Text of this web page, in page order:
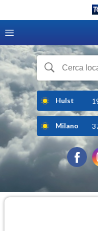
Hulst
Milano